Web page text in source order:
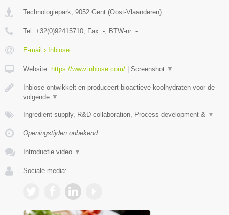
Technologiepark 9052 Gent (Oost-Vlaanderen)
Tel: +32(0)92415710 , Fax: - , BTW-nr: -
E-mail › Inbiose
Website: https://www.inbiose.com/ Screenshot ▼
Inbiose ontwikkelt en produceert bioactieve koolhydraten voor de
volgende ▼
Ingredient supply, R&D collaboration, Process development & ▼
Openingstijden onbekend
Introductie video ▼
Sociale media: